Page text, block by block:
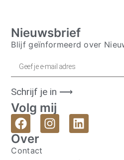
Nieuwsbrief
Blijf geïnformeerd over
Schrijf je in ⟶
Volg mij
Over
Contact